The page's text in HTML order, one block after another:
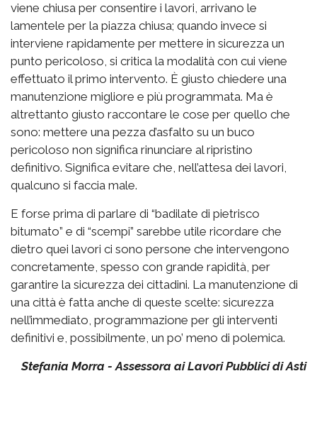
viene chiusa per consentire i lavori, arrivano le
lamentele per la piazza chiusa; quando invece si
interviene rapidamente per mettere in sicurezza un
punto pericoloso, si critica la modalità con cui viene
effettuato il primo intervento. È giusto chiedere una
manutenzione migliore e più programmata. Ma è
altrettanto giusto raccontare le cose per quello che
sono: mettere una pezza d’asfalto su un buco
pericoloso non significa rinunciare al ripristino
definitivo. Significa evitare che, nell’attesa dei lavori,
qualcuno si faccia male.
E forse prima di parlare di “badilate di pietrisco
bitumato” e di “scempi” sarebbe utile ricordare che
dietro quei lavori ci sono persone che intervengono
concretamente, spesso con grande rapidità, per
garantire la sicurezza dei cittadini. La manutenzione di
una città è fatta anche di queste scelte: sicurezza
nell’immediato, programmazione per gli interventi
definitivi e, possibilmente, un po’ meno di polemica.
Stefania Morra - Assessora ai Lavori Pubblici di Asti